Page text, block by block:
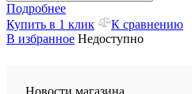
Подробнее
Купить в 1 клик
К сравнению
В избранное Недоступно
Новости магазина